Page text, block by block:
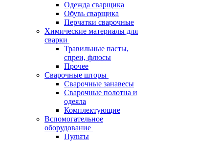
Одежда сварщика
Обувь сварщика
Перчатки сварочные
Химические материалы для
сварки
Травильные пасты,
спреи, флюсы
Прочее
Сварочные шторы
Сварочные занавесы
Сварочные полотна и
одеяла
Комплектующие
Вспомогательное
оборудование
Пульты